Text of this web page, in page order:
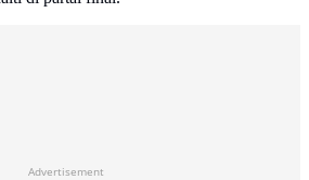
Advertisement